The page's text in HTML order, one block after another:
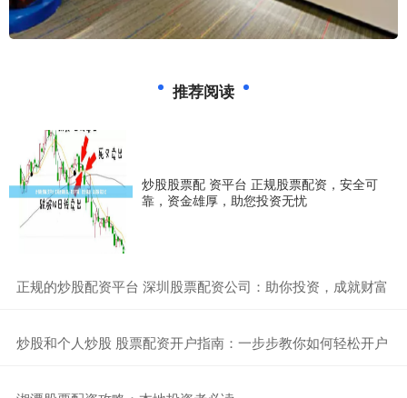
推荐阅读
炒股股票配 资平台 正规股票配资，安全可
靠，资金雄厚，助您投资无忧
​正规的炒股配资平台 深圳股票配资公司：助你投资，成就财富
​炒股和个人炒股 股票配资开户指南：一步步教你如何轻松开户